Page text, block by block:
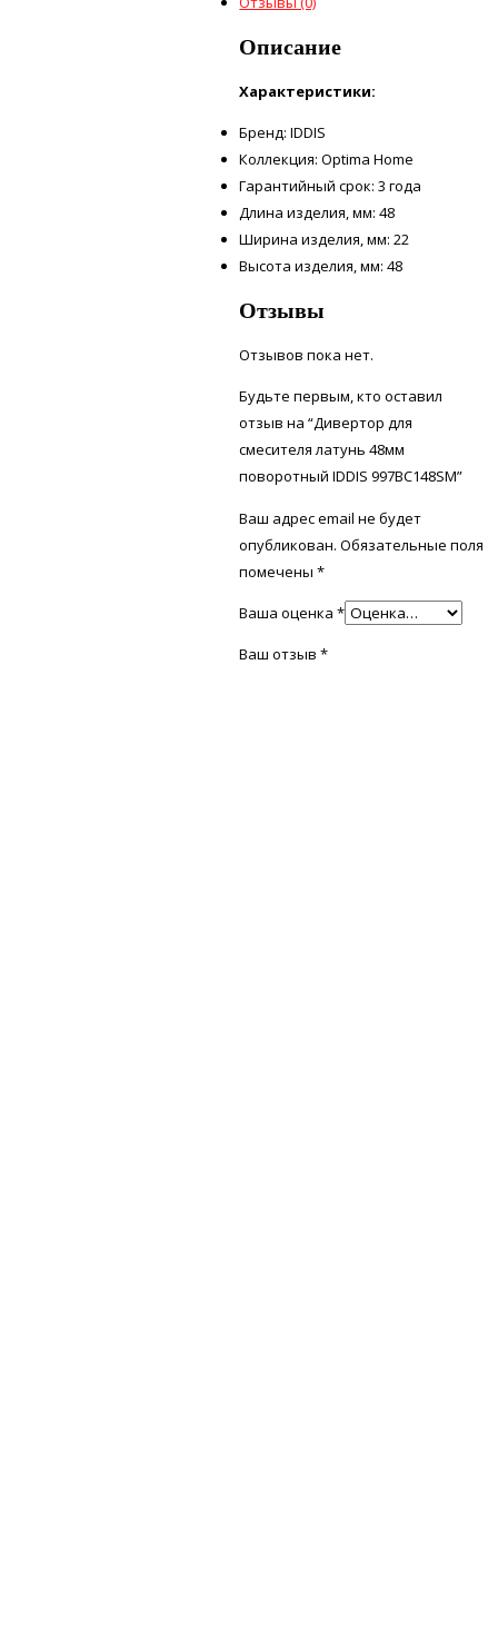
Описание
Характеристики:
Бренд: IDDIS
Коллекция: Optima Home
Гарантийный срок: 3 года
Длина изделия, мм: 48
Ширина изделия, мм: 22
Высота изделия, мм: 48
Отзывы
Отзывов пока нет.
Будьте первым, кто оставил
отзыв на “Дивертор для
смесителя латунь 48мм
поворотный IDDIS 997BC148SM”
Ваш адрес email не будет
опубликован. Обязательные поля
помечены*
Ваша оценка*
Ваш отзыв*